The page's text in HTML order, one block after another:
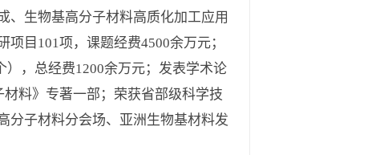
、生物基高分子材料高质化加工应用
目101项，课题经费4500余万元；
，总经费1200余万元；发表学术论
料》专著一部；荣获省部级科学技
分子材料分会场、亚洲生物基材料发